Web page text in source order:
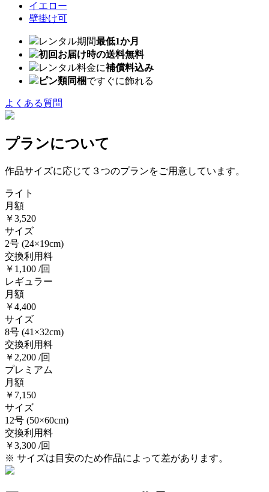
イエロー
壁掛け可
レンタル期間最低1か月
初回お届け時の送料無料
レンタル料金に補償料込み
ピン類同梱ですぐに飾れる
よくある質問
プランについて
作品サイズに応じて３つのプランをご用意しています。
ライト
月額
￥3,520
サイズ
2号 (24×19cm)
交換利用料
￥1,100 /回
レギュラー
月額
￥4,400
サイズ
8号 (41×32cm)
交換利用料
￥2,200 /回
プレミアム
月額
￥7,150
サイズ
12号 (50×60cm)
交換利用料
￥3,300 /回
※ サイズは目安のため作品によって差があります。